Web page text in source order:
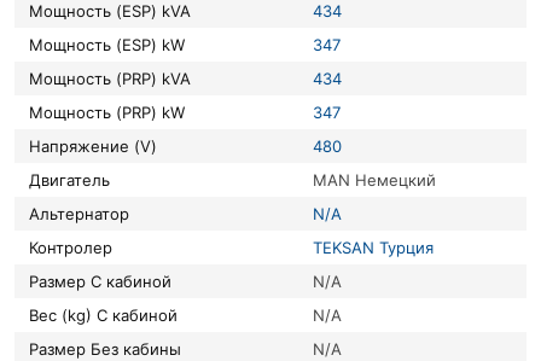
Мощность (ESP) kVA
434
Мощность (ESP) kW
347
Мощность (PRP) kVA
434
Мощность (PRP) kW
347
Напряжение (V)
480
Двигатель
MAN Немецкий
Альтернатор
N/A
Контролер
TEKSAN Турция
Размер С кабиной
N/A
Вес (kg) С кабиной
N/A
Размер Без кабины
N/A